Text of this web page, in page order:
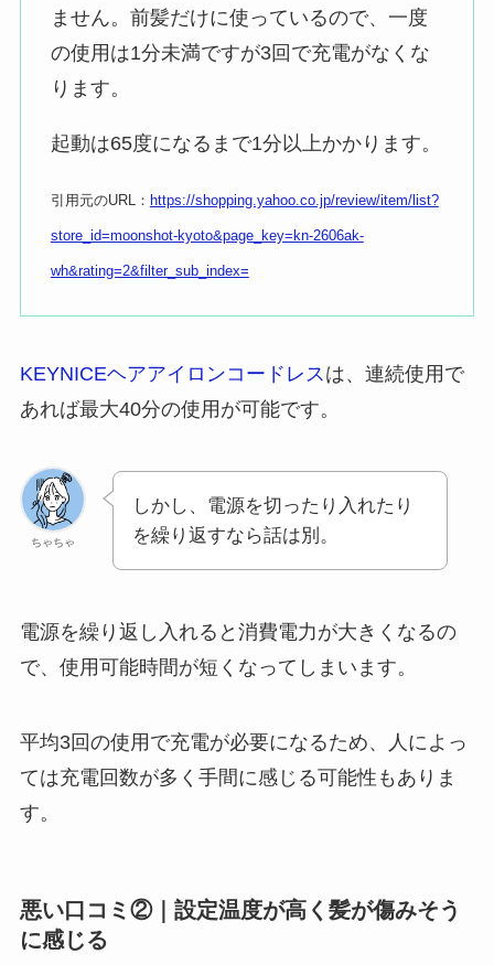
ません。前髪だけに使っているので、一度
の使用は1分未満ですが3回で充電がなくな
ります。
起動は65度になるまで1分以上かかります。
引用元のURL： https://shopping.yahoo.co.jp/review/item/list?
store_id=moonshot-kyoto&page_key=kn-2606ak-
wh&rating=2&filter_sub_index=
KEYNICEヘアアイロンコードレスは、連続使用で
あれば最大40分の使用が可能です。
ちゃちゃ
しかし、電源を切ったり入れたり
を繰り返すなら話は別。
電源を繰り返し入れると消費電力が大きくなるの
で、使用可能時間が短くなってしまいます。
平均3回の使用で充電が必要になるため、人によっ
ては充電回数が多く手間に感じる可能性もありま
す。
悪い口コミ②｜設定温度が高く髪が傷みそう
に感じる